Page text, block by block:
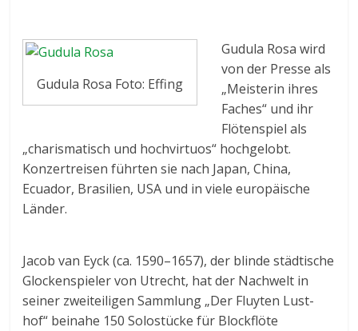
Gudula Rosa Foto: Effing
Gudula Rosa wird
von der Presse als
„Meisterin ihres
Faches“ und ihr
Flötenspiel als
„charismatisch und hochvirtuos“ hochgelobt.
Konzertreisen führten sie nach Japan, China,
Ecuador, Brasilien, USA und in viele europäische
Länder.
Jacob van Eyck (ca. 1590–1657), der blinde städtische
Glockenspieler von Utrecht, hat der Nachwelt in
seiner zweiteiligen Sammlung „Der Fluyten Lust-
hof“ beinahe 150 Solostücke für Blockflöte